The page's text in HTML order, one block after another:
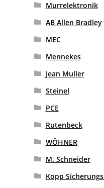
Murrelektronik
AB Allen Bradley
MEC
Mennekes
Jean Muller
Steinel
PCE
Rutenbeck
WÖHNER
M. Schneider
Kopp